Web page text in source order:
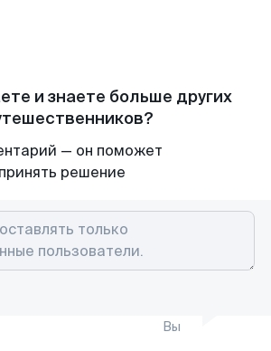
и знаете больше других
— он поможет
решение
Вы